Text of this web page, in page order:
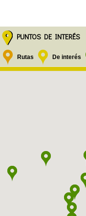
PUNTOS DE INTERÉS
Rutas De interés